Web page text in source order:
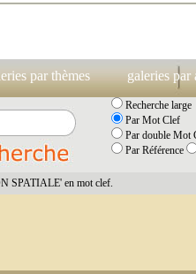
par thèmes galeries par
Recherche large
Par Mot Clef
Par double Mot
Par Référence
SPATIALE' en mot clef.